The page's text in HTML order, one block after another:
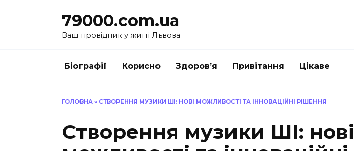
79000.com.ua
Ваш провідник у житті Львова
Біографії Корисно Здоров’я Привітання Цікаве
ГОЛОВНА » СТВОРЕННЯ МУЗИКИ ШІ: НОВІ МОЖЛИВОСТІ ТА ІННОВАЦІЙНІ РІШЕННЯ
Створення музики ШІ: нові